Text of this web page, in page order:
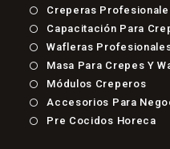
Creperas
Capacitación Para
Wafleras
Masa Para Crepes Y
Módulos CreperosSe
En
Una
Accesorios Para
Pre Cocidos HorecaSe